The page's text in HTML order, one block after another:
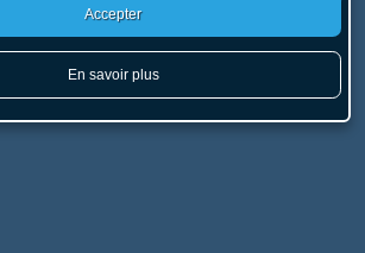
Accepter
En savoir plus